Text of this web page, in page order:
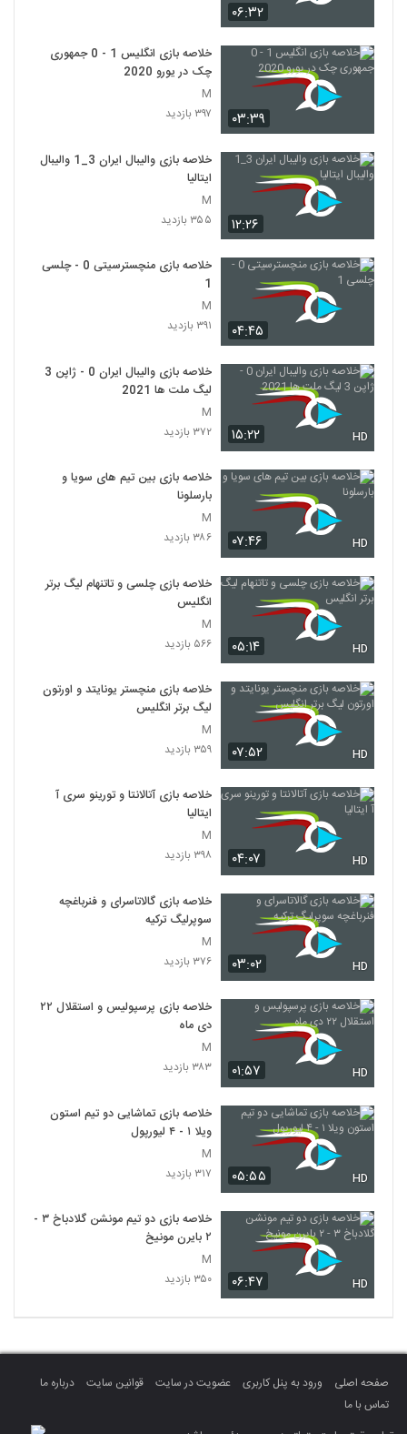
۰۶:۳۲
۰۳:۳۹
خلاصه بازی انگلیس 1 - 0 جمهوری
چک در یورو 2020
M
۳۹۷ بازدید
۱۲:۲۶
خلاصه بازی والیبال ایران 3_1 والیبال
ایتالیا
M
۳۵۵ بازدید
۰۴:۴۵
خلاصه بازی منچسترسیتی 0 - چلسی
1
M
۳۹۱ بازدید
۱۵:۲۲ HD
خلاصه بازی والیبال ایران 0 - ژاپن 3
لیگ ملت ها 2021
M
۳۷۲ بازدید
۰۷:۴۶ HD
خلاصه بازی بین تیم های سویا و
بارسلونا
M
۳۸۶ بازدید
۰۵:۱۴ HD
خلاصه بازی چلسی و تاتنهام لیگ برتر
انگلیس
M
۵۶۶ بازدید
۰۷:۵۲ HD
خلاصه بازی منچستر یونایتد و اورتون
لیگ برتر انگلیس
M
۳۵۹ بازدید
۰۴:۰۷ HD
خلاصه بازی آتالانتا و تورینو سری آ
ایتالیا
M
۳۹۸ بازدید
۰۳:۰۲ HD
خلاصه بازی گالاتاسرای و فنرباغچه
سوپرلیگ ترکیه
M
۳۷۶ بازدید
۰۱:۵۷ HD
خلاصه بازی پرسپولیس و استقلال ۲۲
دی ماه
M
۳۸۳ بازدید
۰۵:۵۵ HD
خلاصه بازی تماشایی دو تیم استون
ویلا ۱ - ۴ لیورپول
M
۳۱۷ بازدید
۰۶:۴۷ HD
خلاصه بازی دو تیم مونشن گلادباخ ۳ -
۲ بایرن مونیخ
M
۳۵۰ بازدید
صفحه اصلی ورود به پنل کاربری عضویت در سایت قوانین سایت
درباره ما
تماس با ما